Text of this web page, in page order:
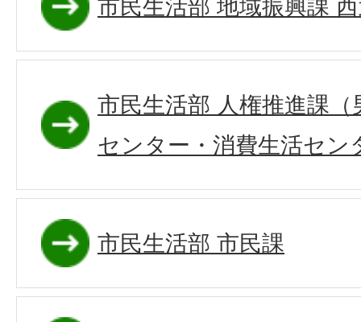
市民生活部 地域振興課
市民生活部 人権推進課
センター・消費生活セン
市民生活部 市民課